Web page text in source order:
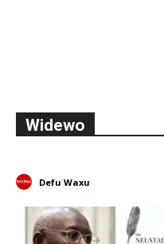
Widewo
Defu Waxu